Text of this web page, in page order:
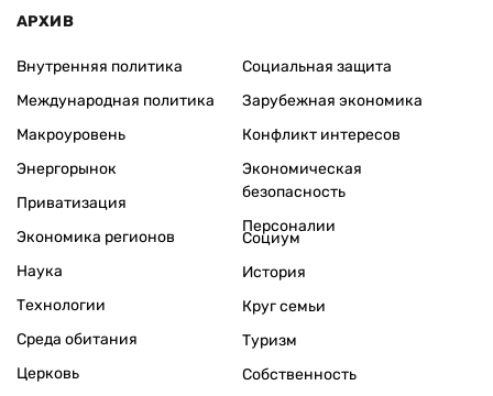
АРХИВ
Внутренняя политика
Международная политика
Макроуровень
Энергорынок
Приватизация
Экономика регионов
Социальная защита
Зарубежная экономика
Конфликт интересов
Экономическая
безопасность
Персоналии
Наука
Технологии
Среда обитания
Церковь
Социум
История
Круг семьи
Туризм
Собственность